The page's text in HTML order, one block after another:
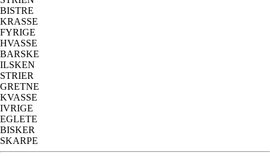
BISTRE
KRASSE
FYRIGE
HVASSE
BARSKE
ILSKEN
STRIER
GRETNE
KVASSE
IVRIGE
EGLETE
BISKER
SKARPE